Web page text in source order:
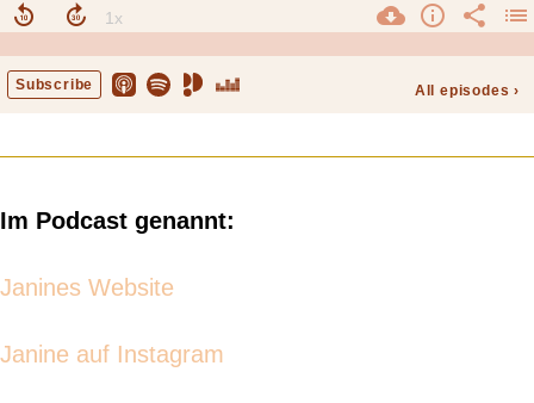
Im Podcast genannt:
Janines Website
Janine auf Instagram